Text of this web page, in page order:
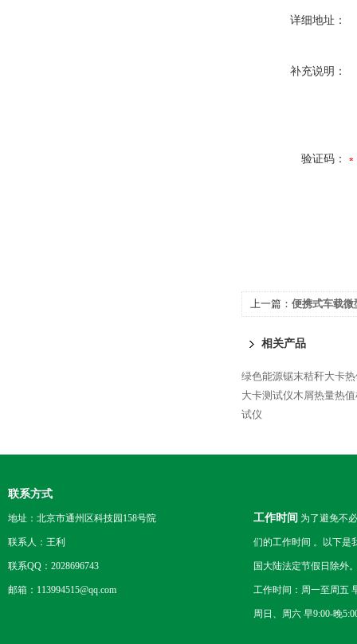
详细地址：
补充说明：
验证码：
上一篇： 便携式车载微
相关产品
绿色能源锯末秸秆大卡
大卡测试仪木屑热量热
试仪
联系方式
地址：北京市通州区科技园158号院
联系人：王利
联系QQ：2028696743
邮箱：113994515@qq.com
工作时间 为了避免不
们的工作时间 。以下是
国大陆法定节假日除外
工作时间：周一至周五
周日、周六 早9:00-晚